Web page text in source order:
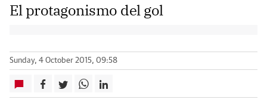
El protagonismo del gol
Sunday, 4 October 2015, 09:58